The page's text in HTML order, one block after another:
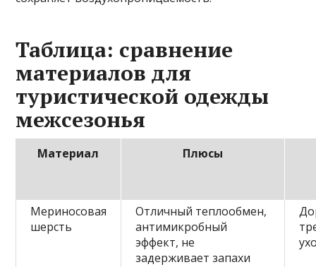
Таблица: сравнение
материалов для
туристической одежды
межсезонья
Материал Плюсы
Мериносовая
шерсть
Отличный теплообмен,
антимикробный
эффект, не
задерживает запахи